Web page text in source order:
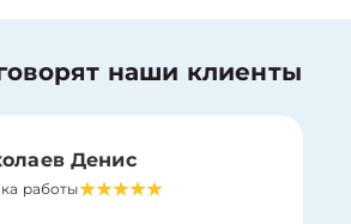
наши клиенты
Денис
работы